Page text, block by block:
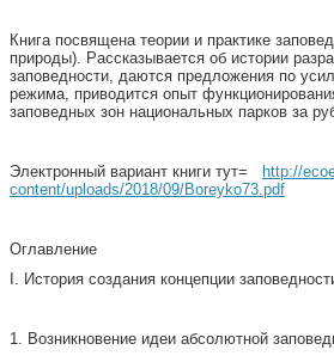
Книга посвящена теории и практике
природы). Рассказывается об истории
заповедности, даются предложения по
режима, приводится опыт
заповедных зон национальных парков за
Электронный вариант книги тут=
http://
content/uploads/2018/09/Boreyko73.pdf
Оглавление
I. История создания концепции
1. Возникновение идеи абсолютной